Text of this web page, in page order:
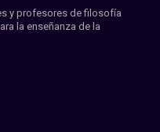
y profesores de filosofía
la enseñanza de la